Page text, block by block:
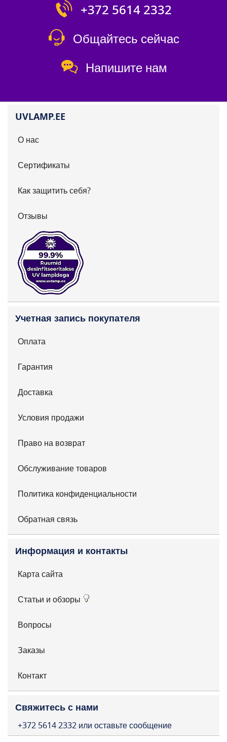
+372 5614 2332
Общайтесь сейчас
Напишите нам
UVLAMP.EE
О нас
Сертификаты
Как защитить себя?
Отзывы
Учетная запись покупателя
Оплата
Гарантия
Доставка
Условия продажи
Право на возврат
Обслуживание товаров
Политика конфиденциальности
Обратная связь
Информация и контакты
Карта сайта
Статьи и обзоры
Вопросы
Заказы
Контакт
Свяжитесь с нами
+372 5614 2332 или оставьте сообщение